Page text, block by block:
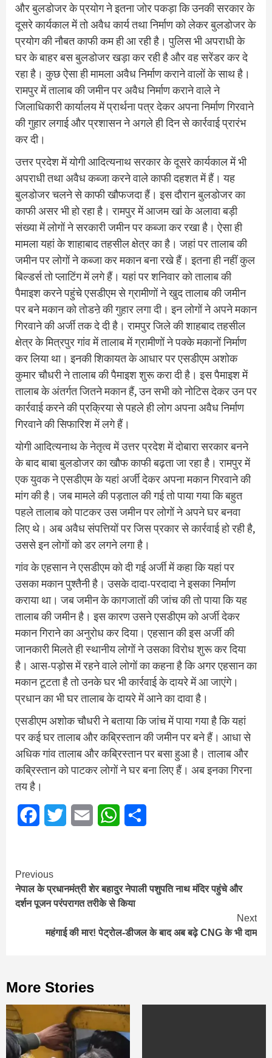
और बुलडोजर के प्रयोग ने इतना जोर पकड़ा कि उनकी सरकार के
दूसरे कार्यकाल में तो अवैध कार्य तथा निर्माण को लेकर बुलडोजर के
प्रयोग की नौबत काफी कम ही आ रही है। पुलिस भी अपराधी के
घर के बाहर बस बुलडोजर खड़ा कर रही है और वह सरेंडर कर दे
रहा है। कुछ ऐसा ही मामला अवैध निर्माण कराने वालों के साथ है।
रामपुर में तालाब की जमीन पर अवैध निर्माण कराने वाले ने
जिलाधिकारी कार्यालय में प्रार्थना पत्र देकर अपना निर्माण गिरवाने
की गुहार लगाई और प्रशासन ने अगले ही दिन से कार्रवाई प्रारंभ
कर दी।
उत्तर प्रदेश में योगी आदित्यनाथ सरकार के दूसरे कार्यकाल में भी
अपराधी तथा अवैध कब्जा करने वाले काफी दहशत में हैं। यह
बुलडोजर चलने से काफी खौफजदा हैं। इस दौरान बुलडोजर का
काफी असर भी हो रहा है। रामपुर में आजम खां के अलावा बड़ी
संख्या में लोगों ने सरकारी जमीन पर कब्जा कर रखा है। ऐसा ही
मामला यहां के शाहाबाद तहसील क्षेत्र का है। जहां पर तालाब की
जमीन पर लोगों ने कब्जा कर मकान बना रखे हैं। इतना ही नहीं कुल
बिल्डर्स तो प्लाटिंग में लगे हैं। यहां पर शनिवार को तालाब की
पैमाइश करने पहुंचे एसडीएम से ग्रामीणों ने खुद तालाब की जमीन
पर बने मकान को तोडऩे की गुहार लगा दी। इन लोगों ने अपने मकान
गिरवाने की अर्जी तक दे दी है। रामपुर जिले की शाहबाद तहसील
क्षेत्र के मित्रपुर गांव में तालाब में ग्रामीणों ने पक्के मकानों निर्माण
कर लिया था। इनकी शिकायत के आधार पर एसडीएम अशोक
कुमार चौधरी ने तालाब की पैमाइश शुरू करा दी है। इस पैमाइश में
तालाब के अंतर्गत जितने मकान हैं, उन सभी को नोटिस देकर उन पर
कार्रवाई करने की प्रक्रिया से पहले ही लोग अपना अवैध निर्माण
गिरवाने की सिफारिश में लगे हैं।
योगी आदित्यनाथ के नेतृत्व में उत्तर प्रदेश में दोबारा सरकार बनने
के बाद बाबा बुलडोजर का खौफ काफी बढ़ता जा रहा है। रामपुर में
एक युवक ने एसडीएम के यहां अर्जी देकर अपना मकान गिरवाने की
मांग की है। जब मामले की पड़ताल की गई तो पाया गया कि बहुत
पहले तालाब को पाटकर उस जमीन पर लोगों ने अपने घर बनवा
लिए थे। अब अवैध संपत्तियों पर जिस प्रकार से कार्रवाई हो रही है,
उससे इन लोगों को डर लगने लगा है।
गांव के एहसान ने एसडीएम को दी गई अर्जी में कहा कि यहां पर
उसका मकान पुश्तैनी है। उसके दादा-परदादा ने इसका निर्माण
कराया था। जब जमीन के कागजातों की जांच की तो पाया कि यह
तालाब की जमीन है। इस कारण उसने एसडीएम को अर्जी देकर
मकान गिराने का अनुरोध कर दिया। एहसान की इस अर्जी की
जानकारी मिलते ही स्थानीय लोगों ने उसका विरोध शुरू कर दिया
है। आस-पड़ोस में रहने वाले लोगों का कहना है कि अगर एहसान का
मकान टूटता है तो उनके घर भी कार्रवाई के दायरे में आ जाएंगे।
प्रधान का भी घर तालाब के दायरे में आने का दावा है।
एसडीएम अशोक चौधरी ने बताया कि जांच में पाया गया है कि यहां
पर कई घर तालाब और कब्रिस्तान की जमीन पर बने हैं। आधा से
अधिक गांव तालाब और कब्रिस्तान पर बसा हुआ है। तालाब और
कब्रिस्तान को पाटकर लोगों ने घर बना लिए हैं। अब इनका गिरना
तय है।
FacebookTwitter Email WhatsApp
Continue
Reading
Previous
नेपाल के प्रधानमंत्री शेर बहादुर नेपाली पशुपति नाथ मंदिर पहुंचे और
दर्शन पूजन परंपरागत तरीके से किया
Next
महंगाई की मार! पेट्रोल-डीजल के बाद अब बढ़े CNG के भी दाम
More Stories